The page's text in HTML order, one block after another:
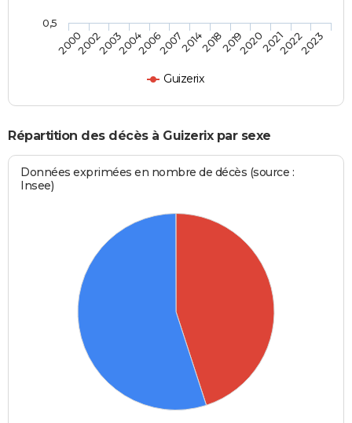
Guizerix
2000200220032004200620072014201820192020202120222023
0,5
Répartition des décès à Guizerix par sexe
Données exprimées en nombre de décès (source :
Insee)